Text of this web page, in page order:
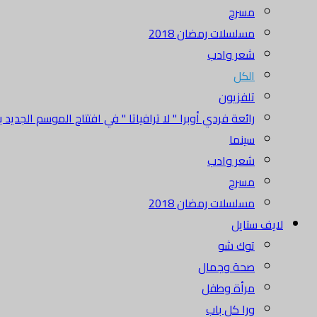
مسرح
مسلسلات رمضان 2018
شعر وادب
الكل
تلفزيون
رائعة فردي أوبرا " لا ترافياتا " في افتتاح الموسم الجديد
سينما
شعر وادب
مسرح
مسلسلات رمضان 2018
لايف ستايل
توك شو
صحة وجمال
مرأة وطفل
ورا كل باب